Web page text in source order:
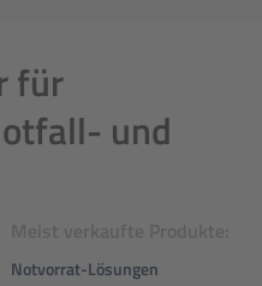
für
und
Notvorrat-Lösungen